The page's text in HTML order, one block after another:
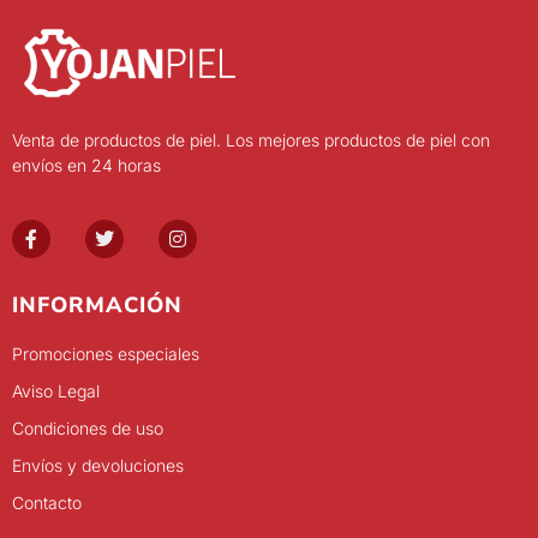
Venta de productos de piel. Los mejores productos de piel con
envíos en 24 horas
INFORMACIÓN
Promociones especiales
Aviso Legal
Condiciones de uso
Envíos y devoluciones
Contacto